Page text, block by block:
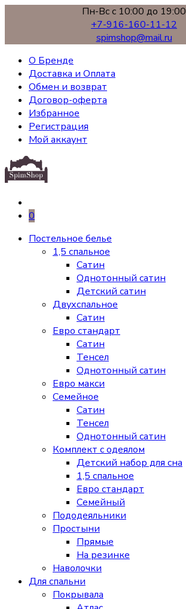
Пн-Вс с 10:00 до 19:00
+7-916-160-11-12
spimshop@mail.ru
О Бренде
Доставка и Оплата
Обмен и возврат
Договор-оферта
Избранное
Регистрация
Мой аккаунт
0
Постельное белье
1,5 спальное
Сатин
Однотонный сатин
Детский сатин
Двухспальное
Сатин
Евро стандарт
Сатин
Тенсел
Однотонный сатин
Евро макси
Семейное
Сатин
Тенсел
Однотонный сатин
Комплект с одеялом
Детский набор для сна
1,5 спальное
Евро стандарт
Семейный
Пододеяльники
Простыни
Прямые
На резинке
Наволочки
Для спальни
Покрывала